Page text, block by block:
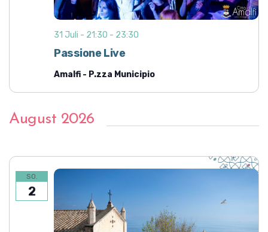
Passione Live
31 Juli - 21:30 - 23:30
Amalfi - P.zza Municipio
August 2026
SO.
2